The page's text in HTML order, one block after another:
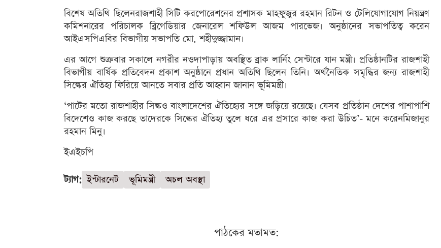
বিশেষ অতিথি ছিলেনরাজশাহী সিটি করপোরেশনের প্রশাসক মাহফুজুর রহমান রিটন ও টেলিযোগাযোগ নিয়ন্ত্রণ
কমিশনারের পরিচালক ব্রিগেডিয়ার জেনারেল শফিউল আজম পারভেজ। অনুষ্ঠানের সভাপতিত্ব করেন
আইএসপিএবির বিভাগীয় সভাপতি মো. শহীদুজ্জামান।
এর আগে শুক্রবার সকালে নগরীর নওদাপাড়ায় অবস্থিত ব্রাক লার্নিং সেন্টারে যান মন্ত্রী। প্রতিষ্ঠানটির রাজশাহী
বিভাগীয় বার্ষিক প্রতিবেদন প্রকাশ অনুষ্ঠানে প্রধান অতিথি ছিলেন তিনি। অর্থনৈতিক সমৃদ্ধির জন্য রাজশাহী
সিল্কের ঐতিহ্য ফিরিয়ে আনতে সবার প্রতি আহ্বান জানান ভূমিমন্ত্রী।
‘পাটের মতো রাজশাহীর সিল্কও বাংলাদেশের ঐতিহ্যের সঙ্গে জড়িয়ে রয়েছে। যেসব প্রতিষ্ঠান দেশের পাশাপাশি
বিদেশেও কাজ করছে তাদেরকে সিল্কের ঐতিহ্য তুলে ধরে এর প্রসারে কাজ করা উচিত’- মনে করেনমিজানুর
রহমান মিনু।
ইএইচপি
ট্যাগ: ইন্টারনেট ভূমিমন্ত্রী অচল অবস্থা
পাঠকের মতামত: